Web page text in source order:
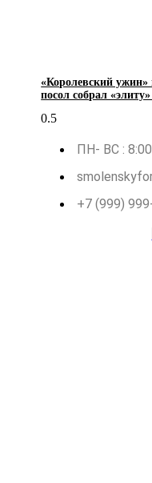
«Королевский
посол собрал
ПН- ВС :
+7 (999)